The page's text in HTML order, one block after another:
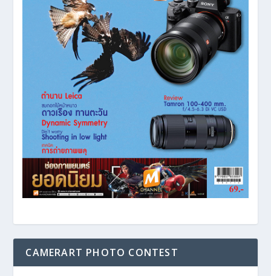
CAMERART PHOTO CONTEST